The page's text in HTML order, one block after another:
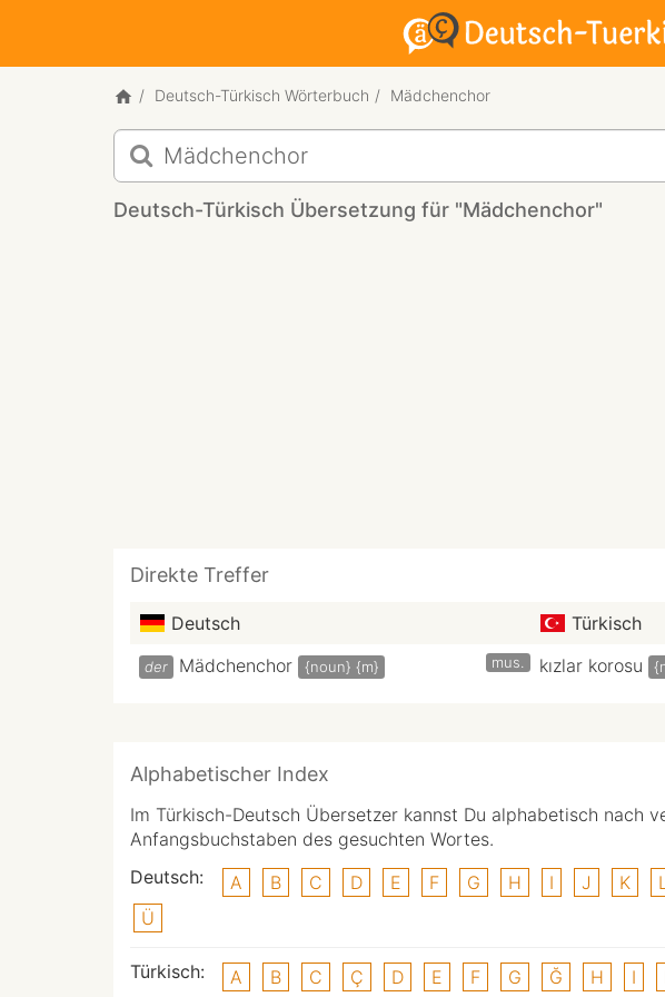
Deutsch-Türkisch Wörterbuch Mädchenchor
Deutsch-
Türkisch
Übersetzung
für
Deutsch-Türkisch Übersetzung für "Mädchenchor"
Direkte Treffer
Deutsch Türkisch
der Mädchenchor {noun} {m} mus. kızlar korosu
Alphabetischer Index
Im Türkisch-Deutsch Übersetzer kannst Du alphabetisch nach
Anfangsbuchstaben des gesuchten Wortes.
Deutsch:
A B C D E F G H I J K
Ü
Türkisch: A B C Ç D E F G Ğ H I